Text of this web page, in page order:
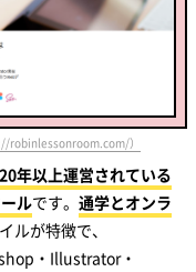
robinlessonroom.com/）
年以上運営されている
ルです。 通学とオンラ
ルが特徴で、
・Illustrator・